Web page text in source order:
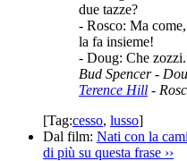
due tazze?
- Rosco: Ma
la fa insieme!
- Doug: Che
Bud Spencer-
Terence Hill -
[Tag:cesso, lusso]
Dal film: Nati con la
di più su questa frase ››